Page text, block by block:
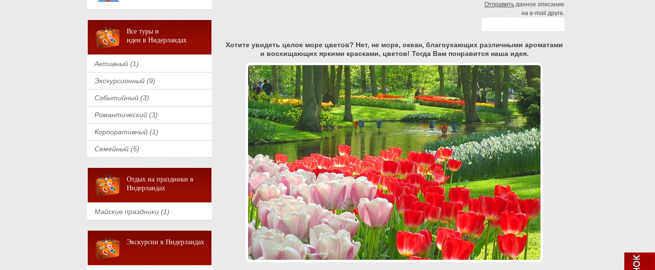
Все туры и
идеи в Нидерландах
Активный (1)
Экскурсионный (9)
Событийный (3)
Романтический (3)
Корпоративный (1)
Семейный (5)
Отдых на праздники в
Нидерландах
Майские праздники (1)
Экскурсии в Нидерландах
Отправить данное описание
на e-mail друга.
Хотите увидеть целое море цветов? Нет, не море, океан, благоухающих различными ароматами
и восхищающих яркими красками, цветов! Тогда Вам понравится наша идея.